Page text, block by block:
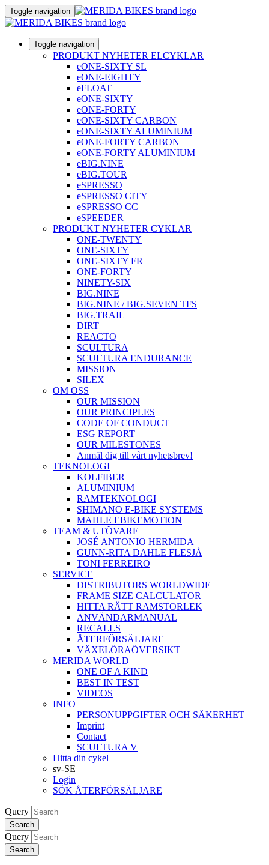
Toggle navigation
Toggle navigation
PRODUKT NYHETER ELCYKLAR
eONE-SIXTY SL
eONE-EIGHTY
eFLOAT
eONE-SIXTY
eONE-FORTY
eONE-SIXTY CARBON
eONE-SIXTY ALUMINIUM
eONE-FORTY CARBON
eONE-FORTY ALUMINIUM
eBIG.NINE
eBIG.TOUR
eSPRESSO
eSPRESSO CITY
eSPRESSO CC
eSPEEDER
PRODUKT NYHETER CYKLAR
ONE-TWENTY
ONE-SIXTY
ONE-SIXTY FR
ONE-FORTY
NINETY-SIX
BIG.NINE
BIG.NINE / BIG.SEVEN TFS
BIG.TRAIL
DIRT
REACTO
SCULTURA
SCULTURA ENDURANCE
MISSION
SILEX
OM OSS
OUR MISSION
OUR PRINCIPLES
CODE OF CONDUCT
ESG REPORT
OUR MILESTONES
Anmäl dig till vårt nyhetsbrev!
TEKNOLOGI
KOLFIBER
ALUMINIUM
RAMTEKNOLOGI
SHIMANO E-BIKE SYSTEMS
MAHLE EBIKEMOTION
TEAM & UTÖVARE
JOSÉ ANTONIO HERMIDA
GUNN-RITA DAHLE FLESJÅ
TONI FERREIRO
SERVICE
DISTRIBUTORS WORLDWIDE
FRAME SIZE CALCULATOR
HITTA RÄTT RAMSTORLEK
ANVÄNDARMANUAL
RECALLS
ÅTERFÖRSÄLJARE
VÄXELÖRAÖVERSIKT
MERIDA WORLD
ONE OF A KIND
BEST IN TEST
VIDEOS
INFO
PERSONUPPGIFTER OCH SÄKERHET
Imprint
Contact
SCULTURA V
Hitta din cykel
sv-SE
Login
SÖK ÅTERFÖRSÄLJARE
Query
Search
Query
Search